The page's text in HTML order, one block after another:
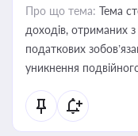
Про що тема: Тема
доходів, отриманих
податкових
уникнення